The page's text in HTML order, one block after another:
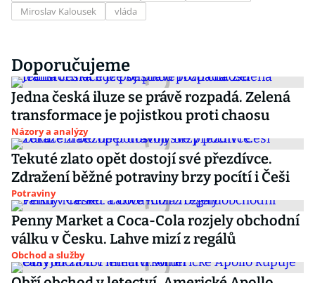
Miroslav Kalousek
vláda
Doporučujeme
Jedna česká iluze se právě rozpadá. Zelená
transformace je pojistkou proti chaosu
Názory a analýzy
Tekuté zlato opět dostojí své přezdívce.
Zdražení běžné potraviny brzy pocítí i Češi
Potraviny
Penny Market a Coca-Cola rozjely obchodní
válku v Česku. Lahve mizí z regálů
Obchod a služby